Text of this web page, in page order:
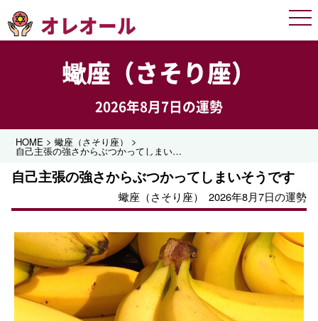
オレオール
蠍座（さそり座）
2026年8月7日の運勢
HOME >蠍座（さそり座） >
自己主張の強さからぶつかってしまいそうです
自己主張の強さからぶつかってしまいそうです
蠍座（さそり座） 2026年8月7日の運勢